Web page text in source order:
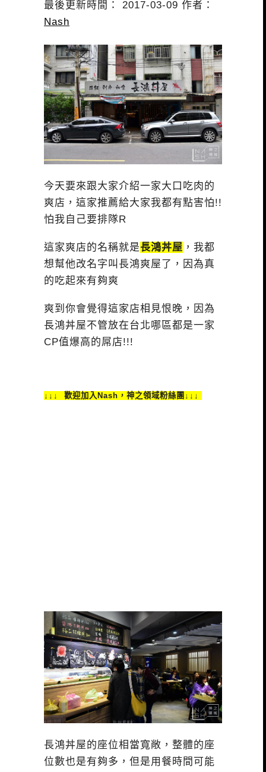
最後更新時間： 2017-03-09 作者：
Nash
今天要來跟大家介紹一家大口吃肉的
爽店，這家推薦給大家我都有點害怕!!
怕我自己要排隊R
這家爽店的名稱就是長鴻丼屋 ，我都
想幫他改名字叫長鴻爽屋了，因為真
的吃起來有夠爽
爽到你會覺得這家店相見恨晚，因為
長鴻丼屋不管放在台北哪區都是一家
CP值爆高的屌店!!!
↓↓↓ 歡迎加入Nash，神之領域粉絲團↓↓↓
長鴻丼屋的座位相當寬敞，整體的座
位數也是有夠多，但是用餐時間可能